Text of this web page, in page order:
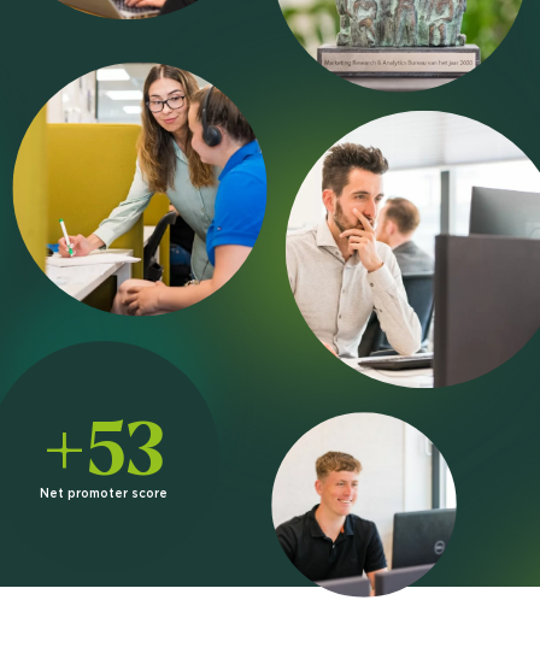
+53
Net promoter score